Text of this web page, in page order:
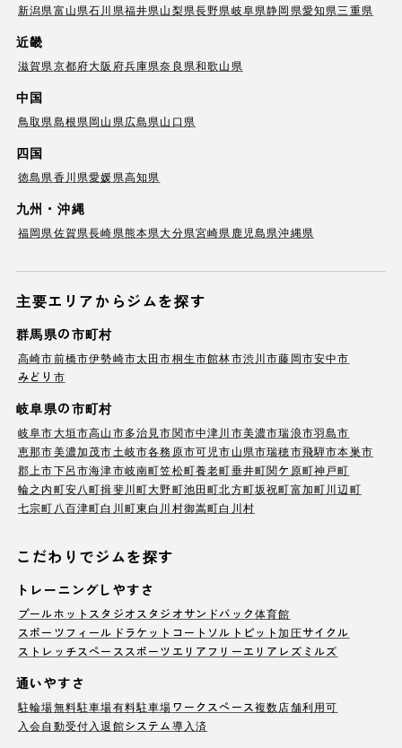
新潟県富山県石川県福井県山梨県長野県岐阜県静岡県愛知県三重県
近畿
滋賀県京都府大阪府兵庫県奈良県和歌山県
中国
鳥取県島根県岡山県広島県山口県
四国
徳島県香川県愛媛県高知県
九州・沖縄
福岡県佐賀県長崎県熊本県大分県宮崎県 鹿児島県沖縄県
主要エリアからジムを探す
群馬県の市町村
高崎市前橋市伊勢崎市太田市桐生市館林市渋川市藤岡市安中市
みどり市
岐阜県の市町村
岐阜市大垣市高山市多治見市関市中津川市美濃市瑞浪市羽島市
恵那市美濃加茂市土岐市各務原市可児市山県市瑞穂市飛騨市本巣市
郡上市下呂市海津市岐南町笠松町養老町垂井町関ケ原町神戸町
輪之内町安八町揖斐川町大野町池田町北方町坂祝町富加町川辺町
七宗町 八百津町白川町東白川村御嵩町白川村
こだわりでジムを探す
トレーニングしやすさ
プールホットスタジオ スタジオサンドバック体育館
スポーツフィールド ラケットコート ソルトピット加圧サイクル
ストレッチスペース スポーツエリア フリーエリア レズミルズ
通いやすさ
駐輪場無料駐車場有料駐車場ワークスペース複数店舗利用可
入会自動受付 入退館システム導入済